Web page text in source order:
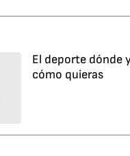
El deporte dónde
cómo quieras